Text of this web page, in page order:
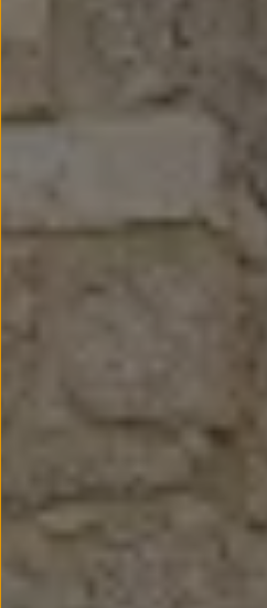
Información
Todo sobre tu
Información
Sharan